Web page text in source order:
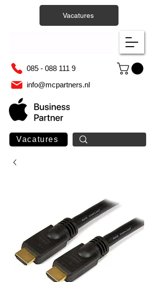
085 - 088 111 9
info@mcpartners.nl
Vacatures
Vacatures